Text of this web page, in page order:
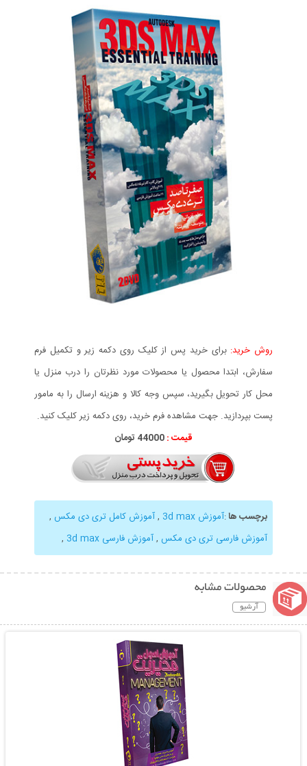
روش خرید: برای خرید پس از کلیک روی دکمه زیر و تکمیل فرم
سفارش، ابتدا محصول یا محصولات مورد نظرتان را درب منزل یا
محل کار تحویل بگیرید، سپس وجه کالا و هزینه ارسال را به مامور
پست بپردازید. جهت مشاهده فرم خرید، روی دکمه زیر کلیک کنید.
قیمت :44000 تومان
برچسب ها:آموزش 3d max ,آموزش کامل تری دی مکس ,
آموزش فارسی تری دی مکس ,آموزش فارسی 3d max ,
محصولات مشابه
آرشیو